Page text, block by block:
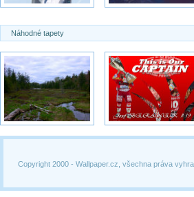
Náhodné tapety
Copyright 2000 - Wallpaper.cz, všechna práva